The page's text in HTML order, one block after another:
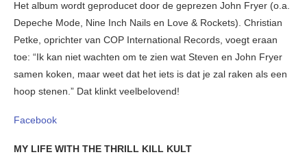
Het album wordt geproducet door de geprezen John Fryer (o.a.
Depeche Mode, Nine Inch Nails en Love & Rockets). Christian
Petke, oprichter van COP International Records, voegt eraan
toe: “Ik kan niet wachten om te zien wat Steven en John Fryer
samen koken, maar weet dat het iets is dat je zal raken als een
hoop stenen.” Dat klinkt veelbelovend!
Facebook
MY LIFE WITH THE THRILL KILL KULT